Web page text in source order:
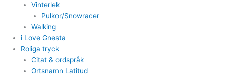
Vinterlek
Pulkor/Snowracer
Walking
i Love Gnesta
Roliga tryck
Citat & ordspråk
Ortsnamn Latitud